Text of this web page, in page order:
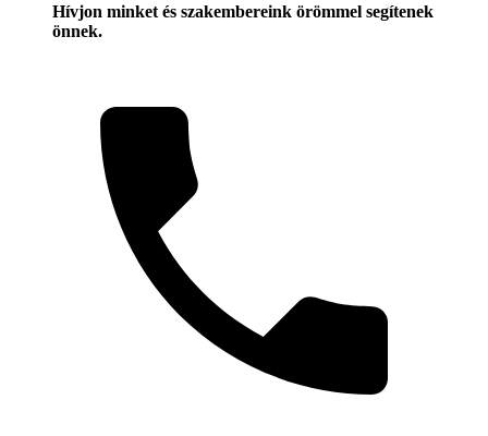
Hívjon minket és szakembereink örömmel segítenek
önnek.